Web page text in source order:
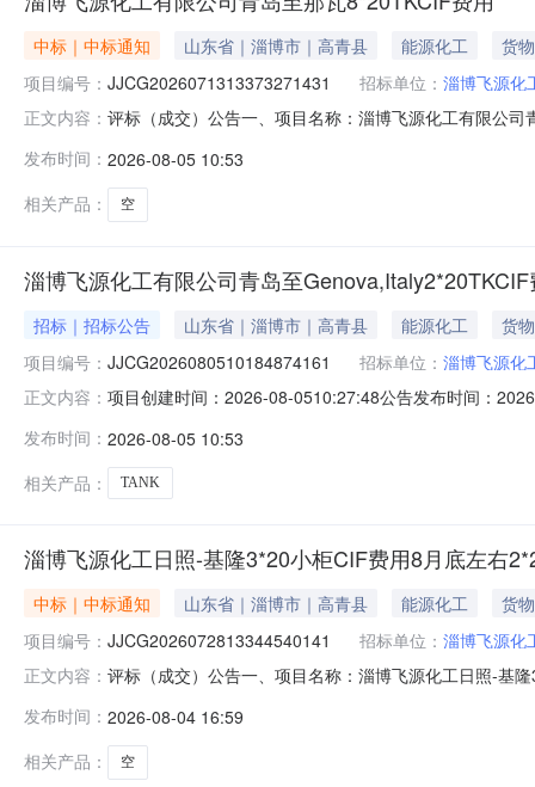
中标｜中标通知 山东省｜淄博市｜高青县 能源化工
货物
项目编号： JJCG2026071313373271431 招标单位： 淄博飞源化
正文内容： 评标（成交）公告一、项目名称：淄博飞源化工有限公
发布时间： 2026-08-05 10:53
相关产品：
空
淄博飞源化工有限公司青岛至
招标｜招标公告 山东省｜淄博市｜高青县 能源化工
货物
项目编号： JJCG2026080510184874161 招标单位： 淄博飞源化
正文内容： 项目创建时间：2026-08-0510:27:48公告发布时间：
两个船期，九月初一个，九月中下旬一个1.N.W.：
发布时间： 2026-08-05 10:53
相关产品：
TANK
淄博飞源化工日照-基隆3*20小柜CIF费用8月底左右
中标｜中标通知 山东省｜淄博市｜高青县 能源化工
货物
项目编号： JJCG2026072813344540141 招标单位： 淄博飞源化
正文内容： 评标（成交）公告一、项目名称：淄博飞源化工日照-基
发布时间： 2026-08-04 16:59
相关产品：
空